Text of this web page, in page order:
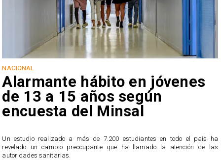
NACIONAL
Alarmante hábito en jóvenes
de 13 a 15 años según
encuesta del Minsal
Un estudio realizado a más de 7.200 estudiantes en todo el país ha
revelado un cambio preocupante que ha llamado la atención de las
autoridades sanitarias.